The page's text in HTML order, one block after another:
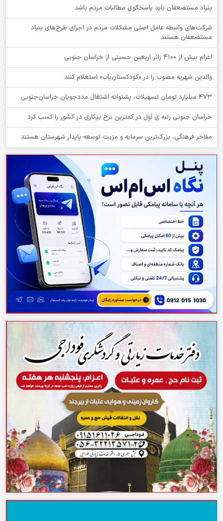
بنیاد مستضعفان باید پاسخگوی مطالبات مردم باشد
شرکت‌های واسطه عامل اصلی مشکلات مردم در اجرای طرح‌های بنیاد
مستضعفان هستند
اعزام بیش از 4100 زائر اربعین حسینی از خراسان جنوبی
والدین شهریه مصوب را در «کودکستان‌یاب» استعلام کنند
۴۷۳ میلیارد تومان تسهیلات، پشتوانه اشتغال مددجویان خراسان‌جنوبی
خراسان جنوبی رتبه ی اول در کمترین نرخ بیکاری در کشور را کسب کرد
مفاخر فرهنگی، بزرگ‌ترین سرمایه و مزیت توسعه پایدار شهرستان هستند